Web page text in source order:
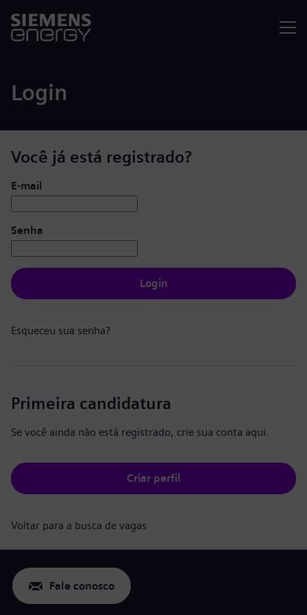
Login
Você já está registrado?
Login: usuário e senha
E-mail
Senha
Login
Esqueceu sua senha?
Primeira candidatura
Se você ainda não está registrado, crie sua conta aqui.
Criar perfil
Voltar para a busca de vagas
Fale conosco